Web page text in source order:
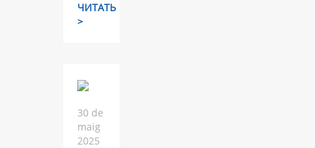
ЧИТАТЬ
>
30 de
maig
2025